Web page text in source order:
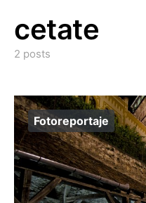
cetate
2 posts
Fotoreportaje